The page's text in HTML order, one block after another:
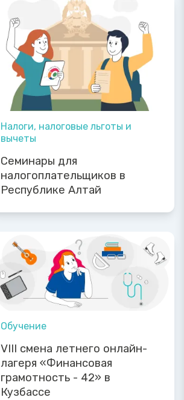
Налоги, налоговые льготы и
вычеты
Семинары для
налогоплательщиков в
Республике Алтай
Обучение
VIII смена летнего онлайн-
лагеря «Финансовая
грамотность - 42» в
Кузбассе